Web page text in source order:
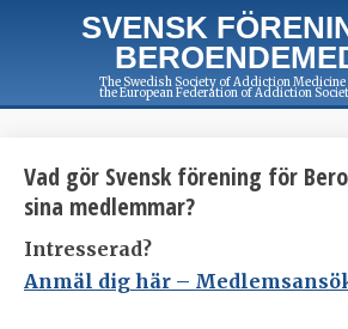
SVENSK
The Swedish Society of Addiction
the European Federation of Addiction
Vad gör Svensk förening för
sina medlemmar?
Intresserad?
Anmäl dig här –